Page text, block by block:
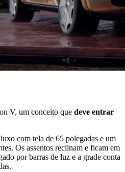
V, um conceito que deve entrar
com tela de 65 polegadas e um
Os assentos reclinam e ficam em
por barras de luz e a grade conta